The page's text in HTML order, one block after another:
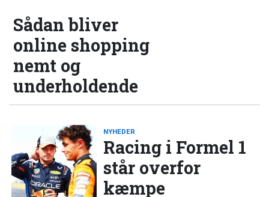
Sådan bliver
online shopping
nemt og
underholdende
NYHEDER
Racing i Formel 1
står overfor
kæmpe